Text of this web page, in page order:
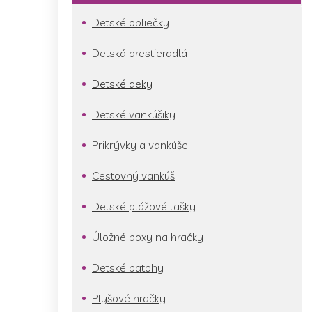
Detské obliečky
Detská prestieradlá
Detské deky
Detské vankúšiky
Prikrývky a vankúše
Cestovný vankúš
Detské plážové tašky
Úložné boxy na hračky
Detské batohy
Plyšové hračky